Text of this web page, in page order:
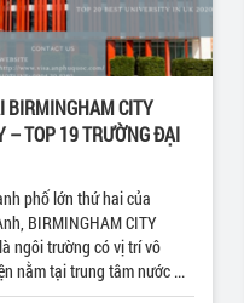
BIRMINGHAM CITY
– TOP 19 TRƯỜNG ĐẠI
phố lớn thứ hai của
BIRMINGHAM CITY
ngôi trường có vị trí vô
nằm tại trung tâm nước ...